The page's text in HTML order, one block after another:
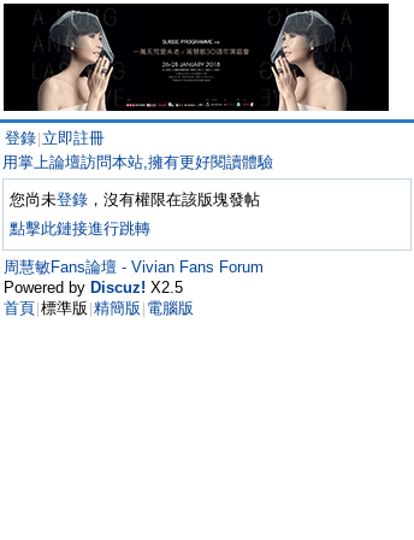
登錄 立即註冊
用掌上論壇訪問本站,擁有更好閱讀體驗
您尚未登錄 ，沒有權限在該版塊發帖
點擊此鏈接進行跳轉
周慧敏Fans論壇 - Vivian Fans Forum
Powered by Discuz! X2.5
首頁 標準版 精簡版 電腦版